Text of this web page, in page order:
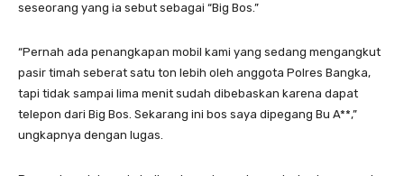
seseorang yang ia sebut sebagai “Big Bos.”
“Pernah ada penangkapan mobil kami yang sedang mengangkut
pasir timah seberat satu ton lebih oleh anggota Polres Bangka,
tapi tidak sampai lima menit sudah dibebaskan karena dapat
telepon dari Big Bos. Sekarang ini bos saya dipegang Bu A**,”
ungkapnya dengan lugas.